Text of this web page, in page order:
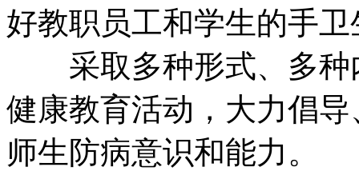
好教职员工和学生的手卫
采取多种形式、多种
健康教育活动，大力倡
师生防病意识和能力。